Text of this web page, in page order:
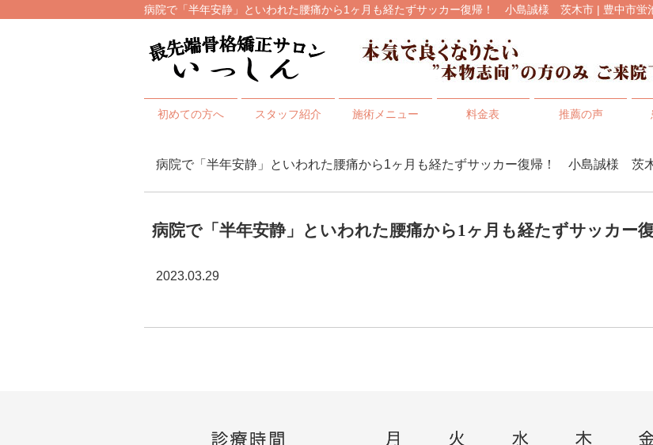
病院で「半年安静」といわれた腰痛から1ヶ月も経たずサッカー復帰！ 小島誠様 茨木市 | 豊中市蛍
初めての方へ スタッフ紹介 施術メニュー 料金表 推薦の声
病院で「半年安静」といわれた腰痛から1ヶ月も経たずサッカー復帰！ 小島誠様 茨
病院で「半年安静」といわれた腰痛から1ヶ月も経たずサッカ
2023.03.29